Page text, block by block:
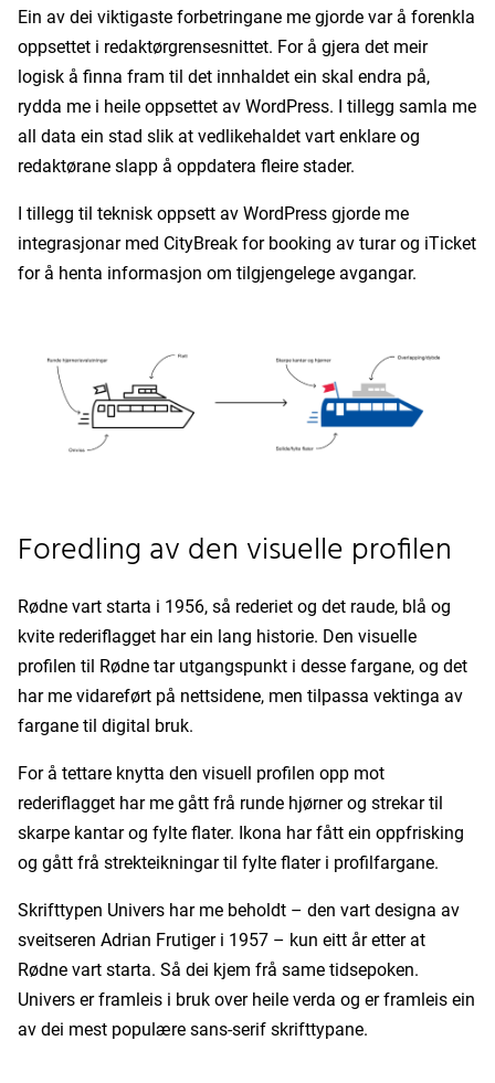
Ein av dei viktigaste forbetringane me gjorde var å forenkla
oppsettet i redaktørgrensesnittet. For å gjera det meir
logisk å finna fram til det innhaldet ein skal endra på,
rydda me i heile oppsettet av WordPress. I tillegg samla me
all data ein stad slik at vedlikehaldet vart enklare og
redaktørane slapp å oppdatera fleire stader.
I tillegg til teknisk oppsett av WordPress gjorde me
integrasjonar med CityBreak for booking av turar og iTicket
for å henta informasjon om tilgjengelege avgangar.
Foredling av den visuelle profilen
Rødne vart starta i 1956, så rederiet og det raude, blå og
kvite rederiflagget har ein lang historie. Den visuelle
profilen til Rødne tar utgangspunkt i desse fargane, og det
har me vidareført på nettsidene, men tilpassa vektinga av
fargane til digital bruk.
For å tettare knytta den visuell profilen opp mot
rederiflagget har me gått frå runde hjørner og strekar til
skarpe kantar og fylte flater. Ikona har fått ein oppfrisking
og gått frå strekteikningar til fylte flater i profilfargane.
Skrifttypen Univers har me beholdt – den vart designa av
sveitseren Adrian Frutiger i 1957 – kun eitt år etter at
Rødne vart starta. Så dei kjem frå same tidsepoken.
Univers er framleis i bruk over heile verda og er framleis ein
av dei mest populære sans-serif skrifttypane.